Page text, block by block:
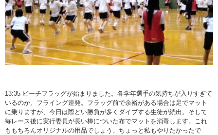
13:35 ビーチフラッグが始まりました。各学年選手の気持ちが入りすぎて
いるのか、フライング連発。フラッグ前で余裕がある場合は足でマット
に乗りますが、今日は際どい勝負が多くダイブする生徒が続出。そして
毎レース後に実行委員が長い棒についた布でマットを消毒します。これ
ももちろんオリジナルの用品でしょう。ちょっと私もやりたかったで